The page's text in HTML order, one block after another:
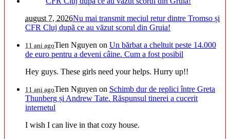
august 7, 2026Nu mai transmit meciul retur dintre Tromso și
CFR Cluj după ce au văzut scorul din Gruia!
11 ani agoTien Nguyen on Un bărbat a cheltuit peste 14.000
de euro pentru a deveni câine. Cum a fost posibil
Hey guys. These girls need your helps. Hurry up!!
11 ani agoTien Nguyen on Schimb dur de replici între Greta
Thunberg și Andrew Tate. Răspunsul tinerei a cucerit
internetul
I wish I can live in that cozy house.